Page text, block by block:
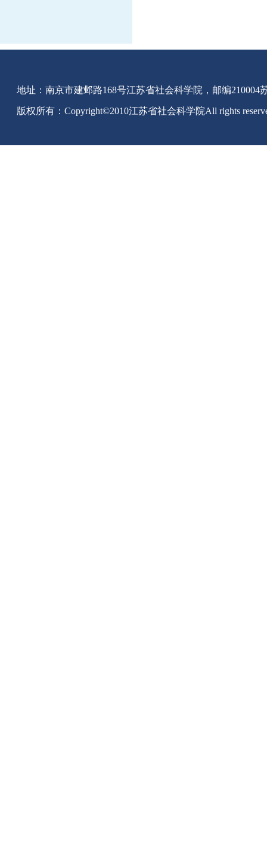
地址：南京市建邺路168号江苏省社会科学院，邮编210004
版权所有：Copyright©2010江苏省社会科学院All rights